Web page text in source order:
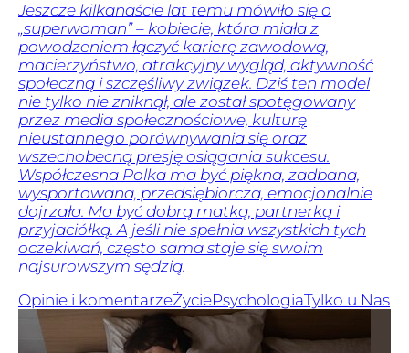
Jeszcze kilkanaście lat temu mówiło się o
„superwoman” – kobiecie, która miała z
powodzeniem łączyć karierę zawodową,
macierzyństwo, atrakcyjny wygląd, aktywność
społeczną i szczęśliwy związek. Dziś ten model
nie tylko nie zniknął, ale został spotęgowany
przez media społecznościowe, kulturę
nieustannego porównywania się oraz
wszechobecną presję osiągania sukcesu.
Współczesna Polka ma być piękna, zadbana,
wysportowana, przedsiębiorcza, emocjonalnie
dojrzała. Ma być dobrą matką, partnerką i
przyjaciółką. A jeśli nie spełnia wszystkich tych
oczekiwań, często sama staje się swoim
najsurowszym sędzią.
Opinie i komentarzeŻyciePsychologiaTylko u Nas